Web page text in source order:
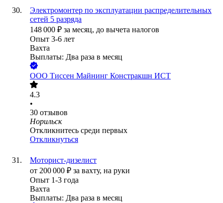
Электромонтер по эксплуатации распределительных
сетей 5 разряда
148 000 ₽ за месяц, до вычета налогов
Опыт 3-6 лет
Вахта
Выплаты: Два раза в месяц
ООО Тиссен Майнинг Констракшн ИСТ
4.3
•
30 отзывов
Норильск
Откликнитесь среди первых
Откликнуться
Моторист-дизелист
от 200 000 ₽ за вахту, на руки
Опыт 1-3 года
Вахта
Выплаты: Два раза в месяц